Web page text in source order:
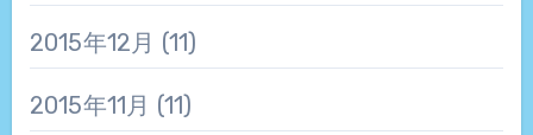
2015年12月 (11)
2015年11月 (11)